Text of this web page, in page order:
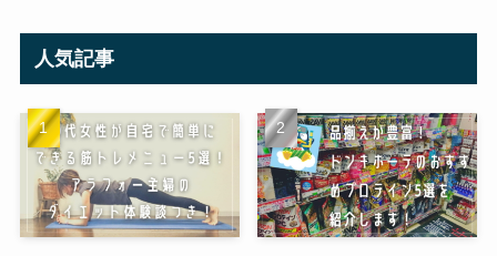
人気記事